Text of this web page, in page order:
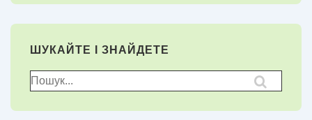
ШУКАЙТЕ І ЗНАЙДЕТЕ
Пошук
для: